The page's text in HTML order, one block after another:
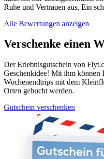
Ruhe und Vertrauen aus, Ein
Alle Bewertungen anzeigen
Verschenke einen
Der Erlebnisgutschein von
Geschenkidee! Mit ihm können
Wochenendtrips mit dem
Orten gebucht werden.
Gutschein verschenken